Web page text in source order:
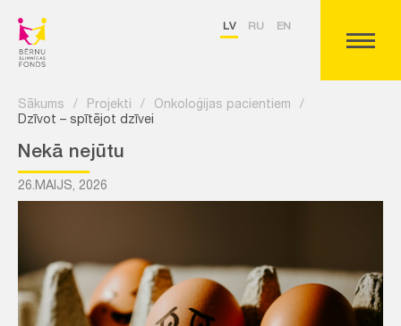
LV RU EN
Sākums / Projekti / Onkoloģijas pacientiem
/
Dzīvot – spītējot dzīvei
Nekā nejūtu
26.MAIJS, 2026